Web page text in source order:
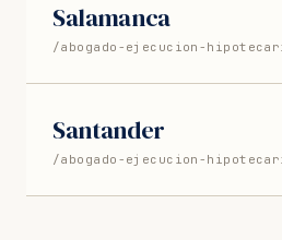
Salamanca
/abogado-ejecucion-
Santander
/abogado-ejecucion-